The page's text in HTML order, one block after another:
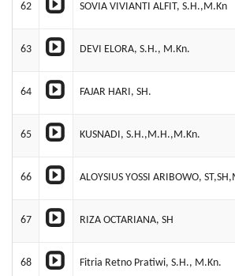
62 SOVIA VIVIANTI ALFIT, S.H.,M.Kn
63 DEVI ELORA, S.H., M.Kn.
64 FAJAR HARI, SH.
65 KUSNADI, S.H.,M.H.,M.Kn.
66 ALOYSIUS YOSSI ARIBOWO,
67 RIZA OCTARIANA, SH
68 Fitria Retno Pratiwi, S.H., M.Kn.